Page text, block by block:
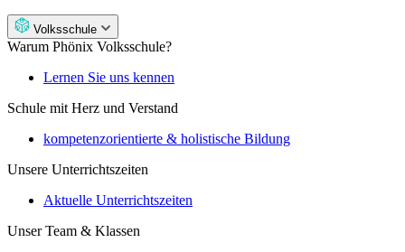
Volksschule
Warum Phönix Volksschule?
Lernen Sie uns kennen
Schule mit Herz und Verstand
kompetenzorientierte & holistische Bildung
Unsere Unterrichtszeiten
Aktuelle Unterrichtszeiten
Unser Team & Klassen